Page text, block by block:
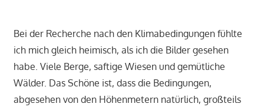
Bei der Recherche nach den Klimabedingungen fühlte
ich mich gleich heimisch, als ich die Bilder gesehen
habe. Viele Berge, saftige Wiesen und gemütliche
Wälder. Das Schöne ist, dass die Bedingungen,
abgesehen von den Höhenmetern natürlich, großteils